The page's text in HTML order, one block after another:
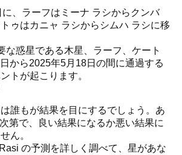
、ラーフはミーナ ラシからクンバ
ゥはカニャ ラシからシムハ ラシに移
な惑星である木星、ラーフ、ケート
から2025年5月18日の間に通過する
トが起こります。
誰もが結果を目にするでしょう。あ
第で、良い結果になるか悪い結果に
ん。
の予測を詳しく調べて、星があな